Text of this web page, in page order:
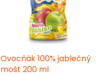
Ovocňák 100% jablečný
mošt 200 ml